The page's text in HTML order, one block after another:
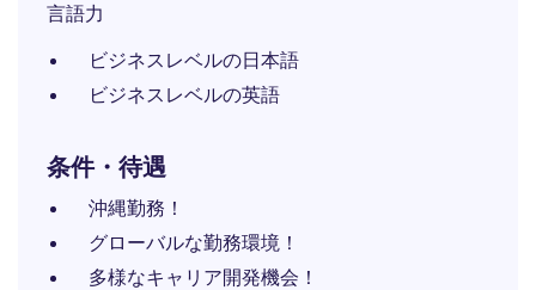
言語力
ビジネスレベルの日本語
ビジネスレベルの英語
条件・待遇
沖縄勤務！
グローバルな勤務環境！
多様なキャリア開発機会！